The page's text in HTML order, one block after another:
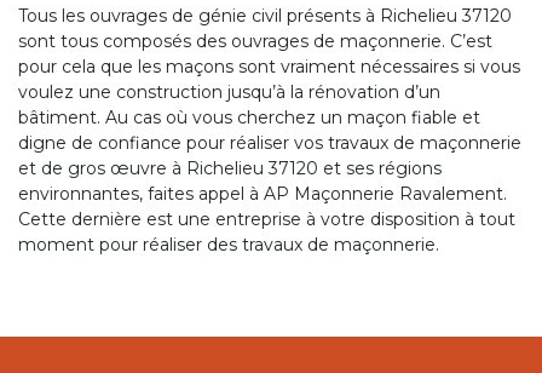
Tous les ouvrages de génie civil présents à Richelieu 37120
sont tous composés des ouvrages de maçonnerie. C’est
pour cela que les maçons sont vraiment nécessaires si vous
voulez une construction jusqu’à la rénovation d’un
bâtiment. Au cas où vous cherchez un maçon fiable et
digne de confiance pour réaliser vos travaux de maçonnerie
et de gros œuvre à Richelieu 37120 et ses régions
environnantes, faites appel à AP Maçonnerie Ravalement.
Cette dernière est une entreprise à votre disposition à tout
moment pour réaliser des travaux de maçonnerie.